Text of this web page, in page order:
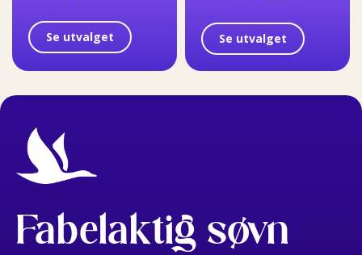
Se utvalget Se utvalget
Fabelaktig søvn